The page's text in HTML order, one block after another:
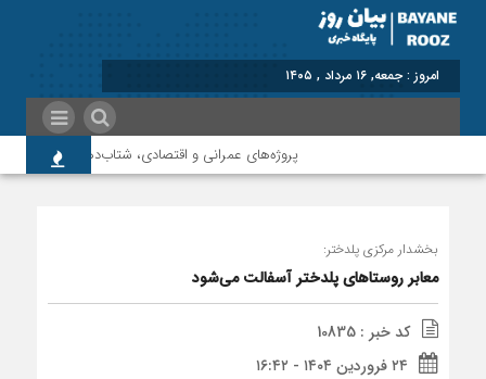
برابر با : Friday - 7 Augu
پروژه‌های عمرانی و اقتصادی، شتاب‌دهنده توسعه
بخشدار مرکزی پلدختر:
معابر روستاهای پلدختر آسفالت می‌شود
کد خبر : 10835
۲۴ فروردین ۱۴۰۴ - ۱۶:۴۲